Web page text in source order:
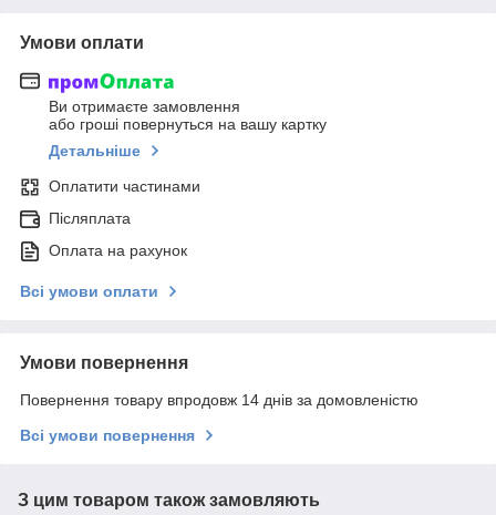
Умови оплати
Ви отримаєте замовлення
або гроші повернуться на вашу картку
Детальніше
Оплатити частинами
Післяплата
Оплата на рахунок
Всі умови оплати
Умови повернення
Повернення товару впродовж 14 днів за домовленістю
Всі умови повернення
З цим товаром також замовляють